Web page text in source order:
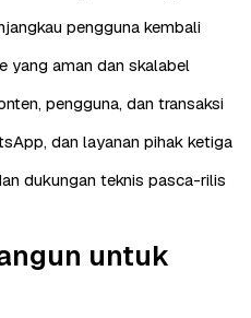
pengguna kembali
yang aman dan skalabel
pengguna, dan transaksi
dan layanan pihak ketiga
dukungan teknis pasca-rilis
untuk